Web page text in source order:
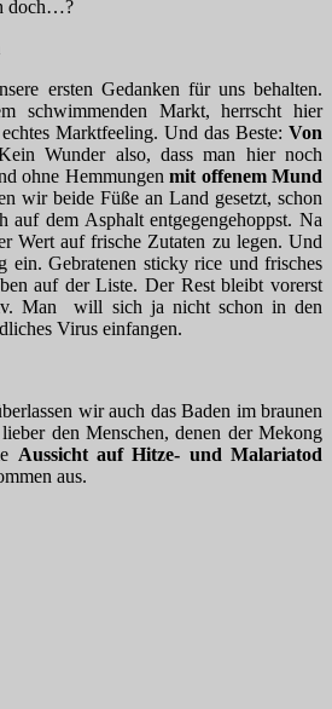
doch…?
ersten Gedanken für uns behalten.
schwimmenden Markt, herrscht hier
Marktfeeling. Und das Beste: Von
Wunder also, dass man hier noch
ohne Hemmungen mit offenem Mund
wir beide Füße an Land gesetzt, schon
auf dem Asphalt entgegengehoppst. Na
Wert auf frische Zutaten zu legen. Und
ein. Gebratenen sticky rice und frisches
auf der Liste. Der Rest bleibt vorerst
Man will sich ja nicht schon in den
Virus einfangen.
wir auch das Baden im braunen
lieber den Menschen, denen der Mekong
Aussicht auf Hitze- und Malariatod
aus.